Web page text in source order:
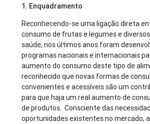
1. Enquadramento
Reconhecendo-se uma ligação direta
consumo de frutas e legumes e
saúde, nos últimos anos foram
programas nacionais e internacionais
aumento do consumo deste tipo de
reconhecido que novas formas de
convenientes e acessíveis são um
para que haja um real aumento de
de produtos. Consciente das
oportunidades existentes no mercado,